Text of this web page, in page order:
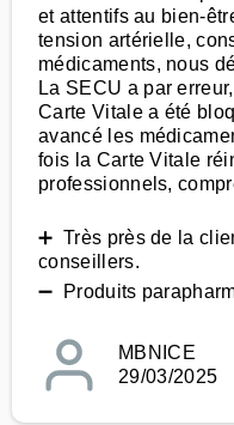
et attentifs au bien-
tension artérielle,
médicaments, nous
La SECU a par
Carte Vitale a été
avancé les
fois la Carte Vitale
professionnels,
➕ Très près de la
conseillers.
➖ Produits
MBNICE
29/03/2025